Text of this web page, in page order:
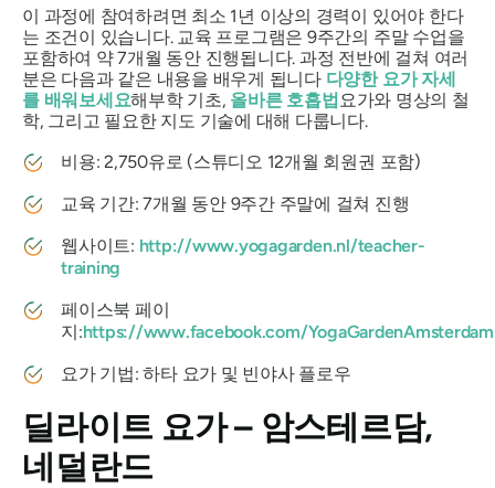
이 과정에 참여하려면 최소 1년 이상의 경력이 있어야 한다
는 조건이 있습니다. 교육 프로그램은 9주간의 주말 수업을
포함하여 약 7개월 동안 진행됩니다. 과정 전반에 걸쳐 여러
분은 다음과 같은 내용을 배우게 됩니다 다양한 요가 자세
를 배워보세요해부학 기초, 올바른 호흡법요가와 명상의 철
학, 그리고 필요한 지도 기술에 대해 다룹니다.
비용: 2,750유로 (스튜디오 12개월 회원권 포함)
교육 기간: 7개월 동안 9주간 주말에 걸쳐 진행
웹사이트: http://www.yogagarden.nl/teacher-
training
페이스북 페이
지:https://www.facebook.com/YogaGardenAmsterdam
요가 기법: 하타 요가 및 빈야사 플로우
딜라이트 요가 – 암스테르담,
네덜란드